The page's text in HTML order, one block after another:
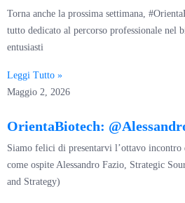
Torna anche la prossima settimana,
tutto dedicato al percorso professionale nel
entusiasti
Leggi Tutto »
Maggio 2, 2026
OrientaBiotech:
Siamo felici di presentarvi l’ottavo incontro
come ospite Alessandro Fazio, Strategic
and Strategy)